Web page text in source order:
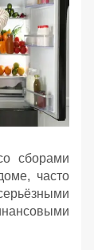
сборами
часто